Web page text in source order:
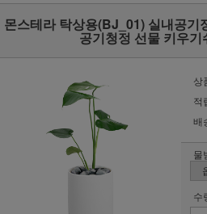
몬스테라 탁상용(BJ_01) 실내공기
공기청정 선물 키우
상
적
배
물
수